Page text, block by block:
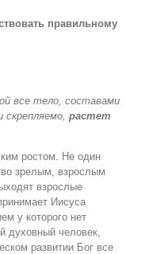
правильному
все тело, составами
скрепляемо, растет
ростом. Не один
зрелым, взрослым
взрослые
Иисуса
у которого нет
духовный человек,
развитии Бог все